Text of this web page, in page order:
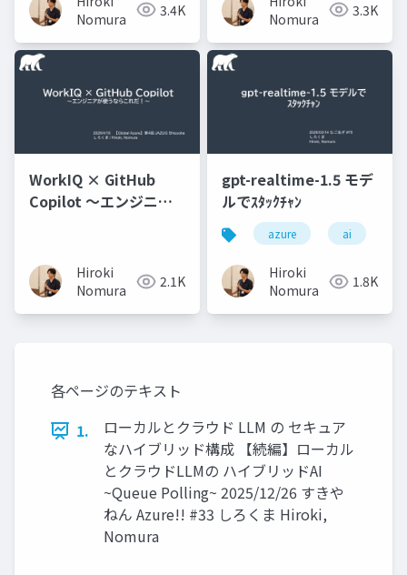
Nomura
3.4K
Nomura
3.3K
WorkIQ × GitHub
Copilot ～エンジニア
Hiroki
Nomura
2.1K
gpt-realtime-1.5 モデ
ルでｽﾀｯｸﾁｬﾝ
azure ai
Hiroki
Nomura
1.8K
各ページのテキスト
1.
ローカルとクラウド LLM の セキュア
なハイブリッド構成 【続編】ローカル
とクラウドLLMの ハイブリッドAI
~Queue Polling~ 2025/12/26 すきや
ねん Azure!! #33 しろくま Hiroki,
Nomura